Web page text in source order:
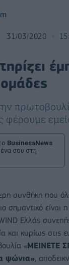
31/03/2020
φέρουμε
BusinessNews
σου στη
συνθήκη που
σημαντικό είναι
Ελλάς
και κυρίως στις
«ΜΕΙΝΕΤΕ
ψώνια» ,